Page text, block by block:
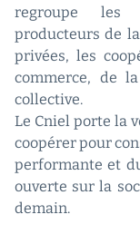
regroupe les
producteurs de
privées, les
commerce, de
collective.
Le Cniel porte la
coopérer pour
performante et
ouverte sur la
demain.